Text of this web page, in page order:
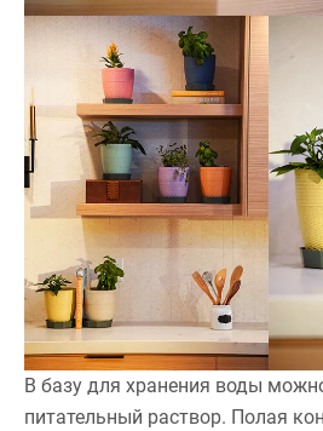
В базу для хранения воды
питательный раствор. Полая